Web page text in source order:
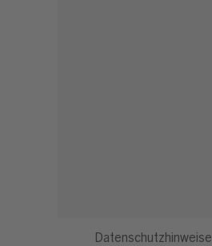
Datenschutzhinweise